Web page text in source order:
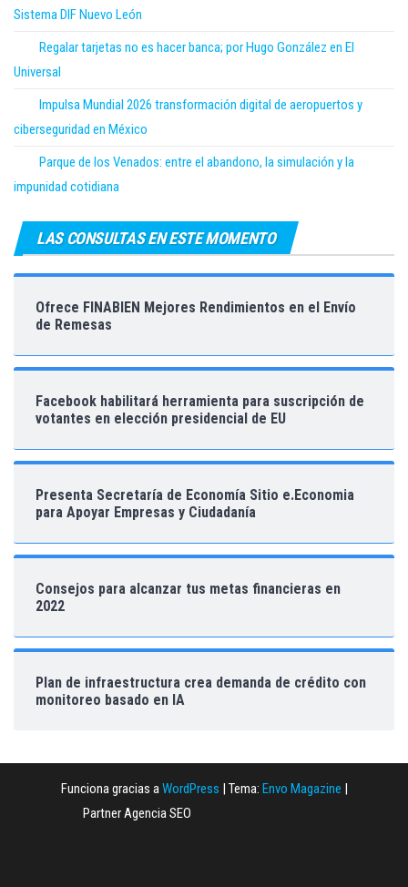
Sistema DIF Nuevo León
Regalar tarjetas no es hacer banca; por Hugo González en El
Universal
Impulsa Mundial 2026 transformación digital de aeropuertos y
ciberseguridad en México
Parque de los Venados: entre el abandono, la simulación y la
impunidad cotidiana
LAS CONSULTAS EN ESTE MOMENTO
Ofrece FINABIEN Mejores Rendimientos en el Envío
de Remesas
Facebook habilitará herramienta para suscripción de
votantes en elección presidencial de EU
Presenta Secretaría de Economía Sitio e.Economia
para Apoyar Empresas y Ciudadanía
Consejos para alcanzar tus metas financieras en
2022
Plan de infraestructura crea demanda de crédito con
monitoreo basado en IA
Funciona gracias aWordPress Tema: Envo Magazine
Partner Agencia SEO